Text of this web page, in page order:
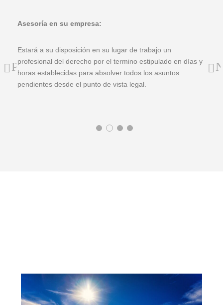
Previous
Asesoría en su empresa:
Estará a su disposición en su lugar de trabajo un
profesional del derecho por el termino estipulado en días y
horas establecidas para absolver todos los asuntos
pendientes desde el punto de vista legal.